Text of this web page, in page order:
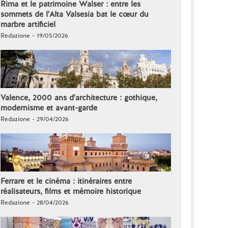
Rima et le patrimoine Walser : entre les
sommets de l'Alta Valsesia bat le cœur du
marbre artificiel
Redazione - 19/05/2026
Valence, 2000 ans d'architecture : gothique,
modernisme et avant-garde
Redazione - 29/04/2026
Ferrare et le cinéma : itinéraires entre
réalisateurs, films et mémoire historique
Redazione - 28/04/2026